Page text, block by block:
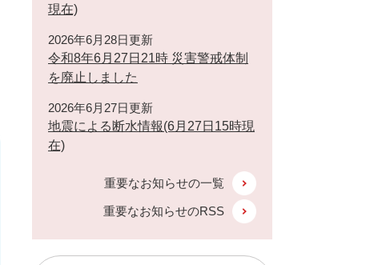
現在)
2026年6月28日更新
令和8年6月27日21時 災害警戒体制
を廃止しました
2026年6月27日更新
地震による断水情報(6月27日15時現
在)
重要なお知らせの一覧
重要なお知らせのRSS